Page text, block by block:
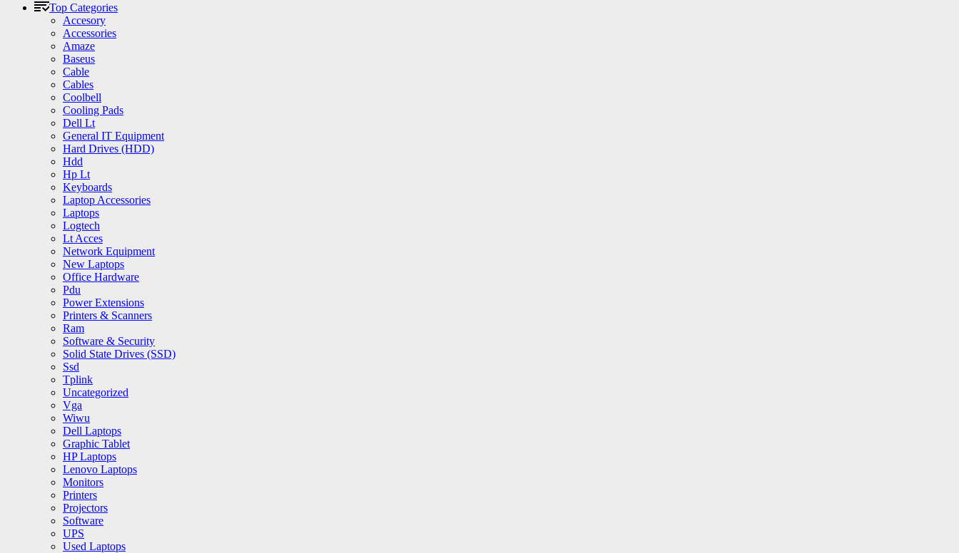
Top Categories
Accesory
Accessories
Amaze
Baseus
Cable
Cables
Coolbell
Cooling Pads
Dell Lt
General IT Equipment
Hard Drives (HDD)
Hdd
Hp Lt
Keyboards
Laptop Accessories
Laptops
Logtech
Lt Acces
Network Equipment
New Laptops
Office Hardware
Pdu
Power Extensions
Printers & Scanners
Ram
Software & Security
Solid State Drives (SSD)
Ssd
Tplink
Uncategorized
Vga
Wiwu
Dell Laptops
Graphic Tablet
HP Laptops
Lenovo Laptops
Monitors
Printers
Projectors
Software
UPS
Used Laptops